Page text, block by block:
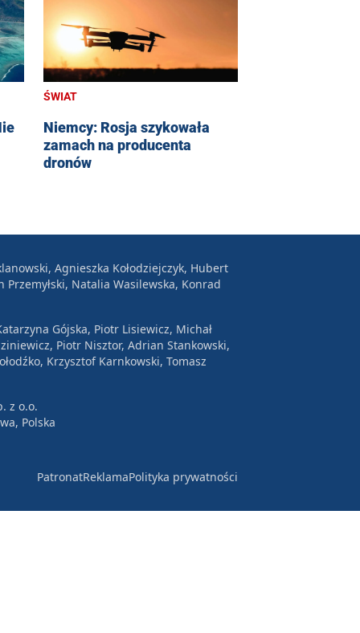
ŚWIAT
Niemcy: Rosja szykowała
zamach na producenta
dronów
Agnieszka Kołodziejczyk, Hubert
Przemyłski, Natalia Wasilewska, Konrad
Gójska, Piotr Lisiewicz, Michał
Piotr Nisztor, Adrian Stankowski,
Krzysztof Karnkowski, Tomasz
z o.o.
Polska
PatronatReklamaPolityka prywatności